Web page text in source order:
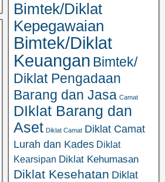
Bimtek/Diklat
Kepegawaian
Bimtek/Diklat
Keuangan Bimtek/
Diklat Pengadaan
Barang dan Jasa Camat
DIklat Barang dan
Aset Diklat Camat Diklat Camat
Lurah dan Kades Diklat
Kearsipan Diklat Kehumasan
Diklat Kesehatan Diklat